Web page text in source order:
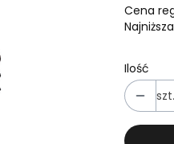
Cena
Ilość
szt.